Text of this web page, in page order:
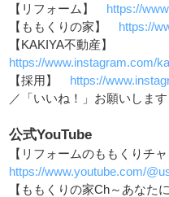
【リフォーム】
https://
【ももくりの家】
https://
【KAKIYA不動産】
https://www.instagram.com/
【採用】
https://
／「いいね！」お願いします
公式YouTube
【リフォームのももくりチ
https://www.youtube.com/
【ももくりの家Ch～あな